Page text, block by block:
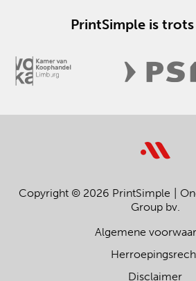
PrintSimple is
Copyright © 2026 PrintSimple
Group bv.
Algemene
Disclaimer